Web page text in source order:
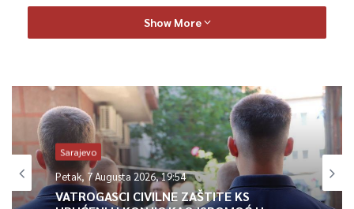
Ministar za boračka pitanja KS Omer Osmanović rekao je da
dugujemo zahvalnost tim principijelnim i patriotskim ljudima
Dodao je da danas ima sve manje patriotizma i jedinstva, zbog
čega moramo izvuči pouku iz herojskih djela onih koji su ih činili
u najtežim danima.
Tog 30. maja 1993., u ofanzivnim dejstvima Armije i MUP-a RBiH
Show More
Sarajevo
Petak, 7 Augusta 2026, 19:54
VATROGASCI CIVILNE ZAŠTITE KS